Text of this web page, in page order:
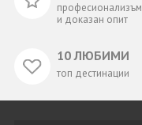
професионализъм
и доказан опит
10 ЛЮБИМИ
топ дестинации